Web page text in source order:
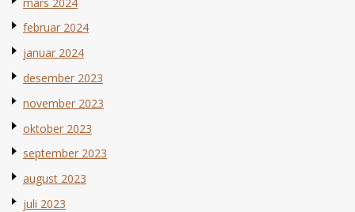
februar 2024
januar 2024
desember 2023
november 2023
oktober 2023
september 2023
august 2023
juli 2023